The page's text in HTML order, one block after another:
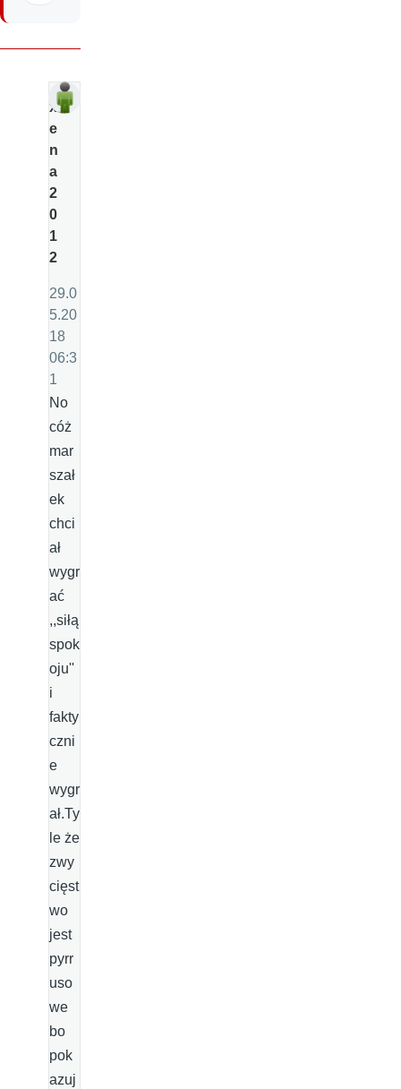
x
e
n
a
2
0
1
2
29.0
5.20
18
06:3
1
No
cóż
mar
szał
ek
chci
ał
wygr
ać
,,siłą
spok
oju''
i
fakty
czni
e
wygr
ał.Ty
le że
zwy
cięst
wo
jest
pyrr
uso
we
bo
pok
azuj